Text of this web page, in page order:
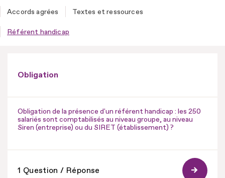
Accords agrées Textes et ressources
Référent handicap
Obligation
Obligation de la présence d'un référent handicap : les 250
salariés sont comptabilisés au niveau groupe, au niveau
Siren (entreprise) ou du SIRET (établissement) ?
1 Question / Réponse